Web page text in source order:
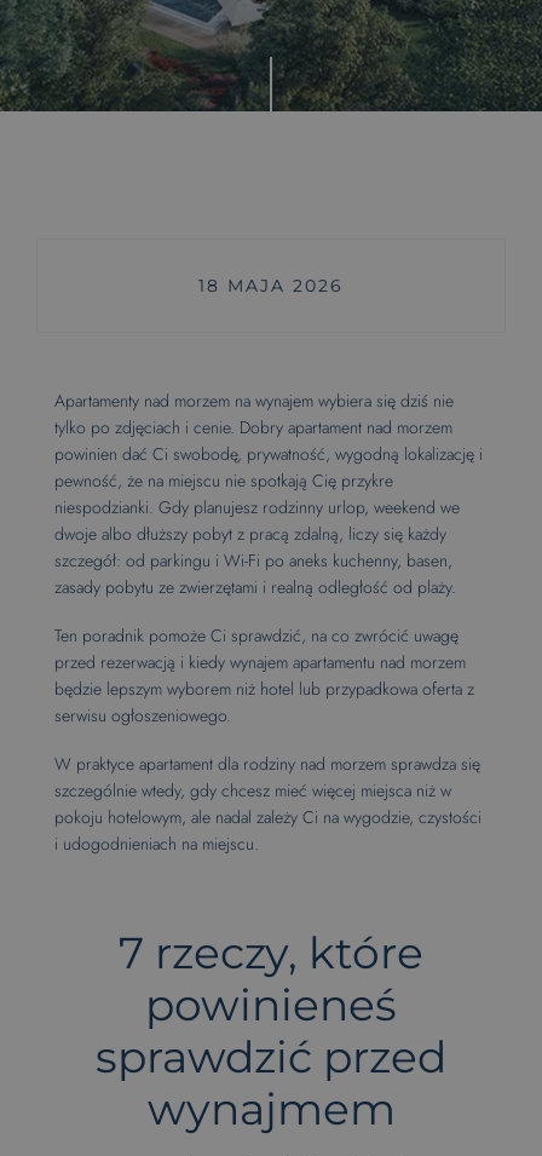
Faq
APARTAMENT 4-OSOBOWY
18 MAJA 2026
Apartamenty nad morzem na wynajem wybiera się dziś nie
tylko po zdjęciach i cenie. Dobry apartament nad morzem
powinien dać Ci swobodę, prywatność, wygodną lokalizację i
pewność, że na miejscu nie spotkają Cię przykre
niespodzianki. Gdy planujesz rodzinny urlop, weekend we
dwoje albo dłuższy pobyt z pracą zdalną, liczy się każdy
szczegół: od parkingu i Wi-Fi po aneks kuchenny, basen,
zasady pobytu ze zwierzętami i realną odległość od plaży.
Ten poradnik pomoże Ci sprawdzić, na co zwrócić uwagę
przed rezerwacją i kiedy wynajem apartamentu nad morzem
będzie lepszym wyborem niż hotel lub przypadkowa oferta z
serwisu ogłoszeniowego.
W praktyce apartament dla rodziny nad morzem sprawdza się
szczególnie wtedy, gdy chcesz mieć więcej miejsca niż w
pokoju hotelowym, ale nadal zależy Ci na wygodzie, czystości
i udogodnieniach na miejscu.
7 rzeczy, które
powinieneś
sprawdzić przed
wynajmem